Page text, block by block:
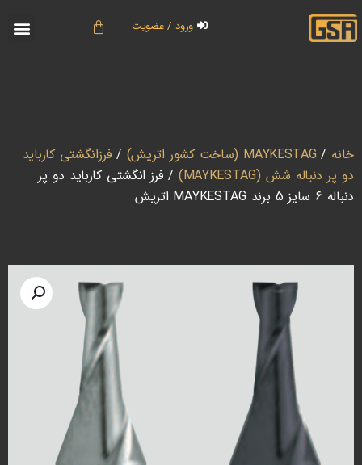
ورود / عضویت
خانه / MAYKESTAG (ساخت کشور اتریش) /فرزانگشتی کارباید
دو پر دنباله شش (MAYKESTAG)
/ فرز انگشتی کارباید دو پر
دنباله 6 سایز 5 برند MAYKESTAG اتریش